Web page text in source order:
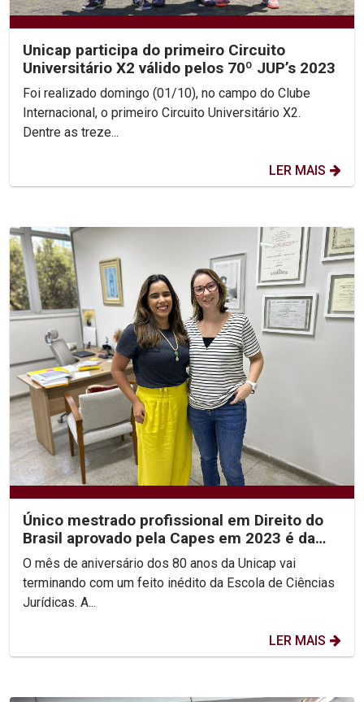
Unicap participa do primeiro Circuito
Universitário X2 válido pelos 70º JUP’s 2023
Foi realizado domingo (01/10), no campo do Clube
Internacional, o primeiro Circuito Universitário X2.
Dentre as treze...
LER MAIS
Único mestrado profissional em Direito do
Brasil aprovado pela Capes em 2023 é da
Católica
O mês de aniversário dos 80 anos da Unicap vai
terminando com um feito inédito da Escola de Ciências
Jurídicas. A...
LER MAIS